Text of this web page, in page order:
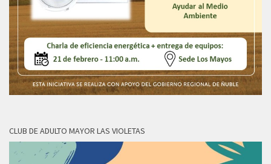
CLUB DE ADULTO MAYOR LAS VIOLETAS